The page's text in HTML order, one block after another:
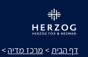
דף הבית > מרכז מדיה>